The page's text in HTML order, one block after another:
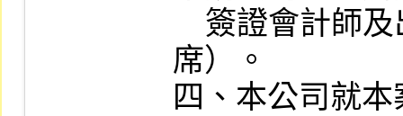
席）。
四、本公司就